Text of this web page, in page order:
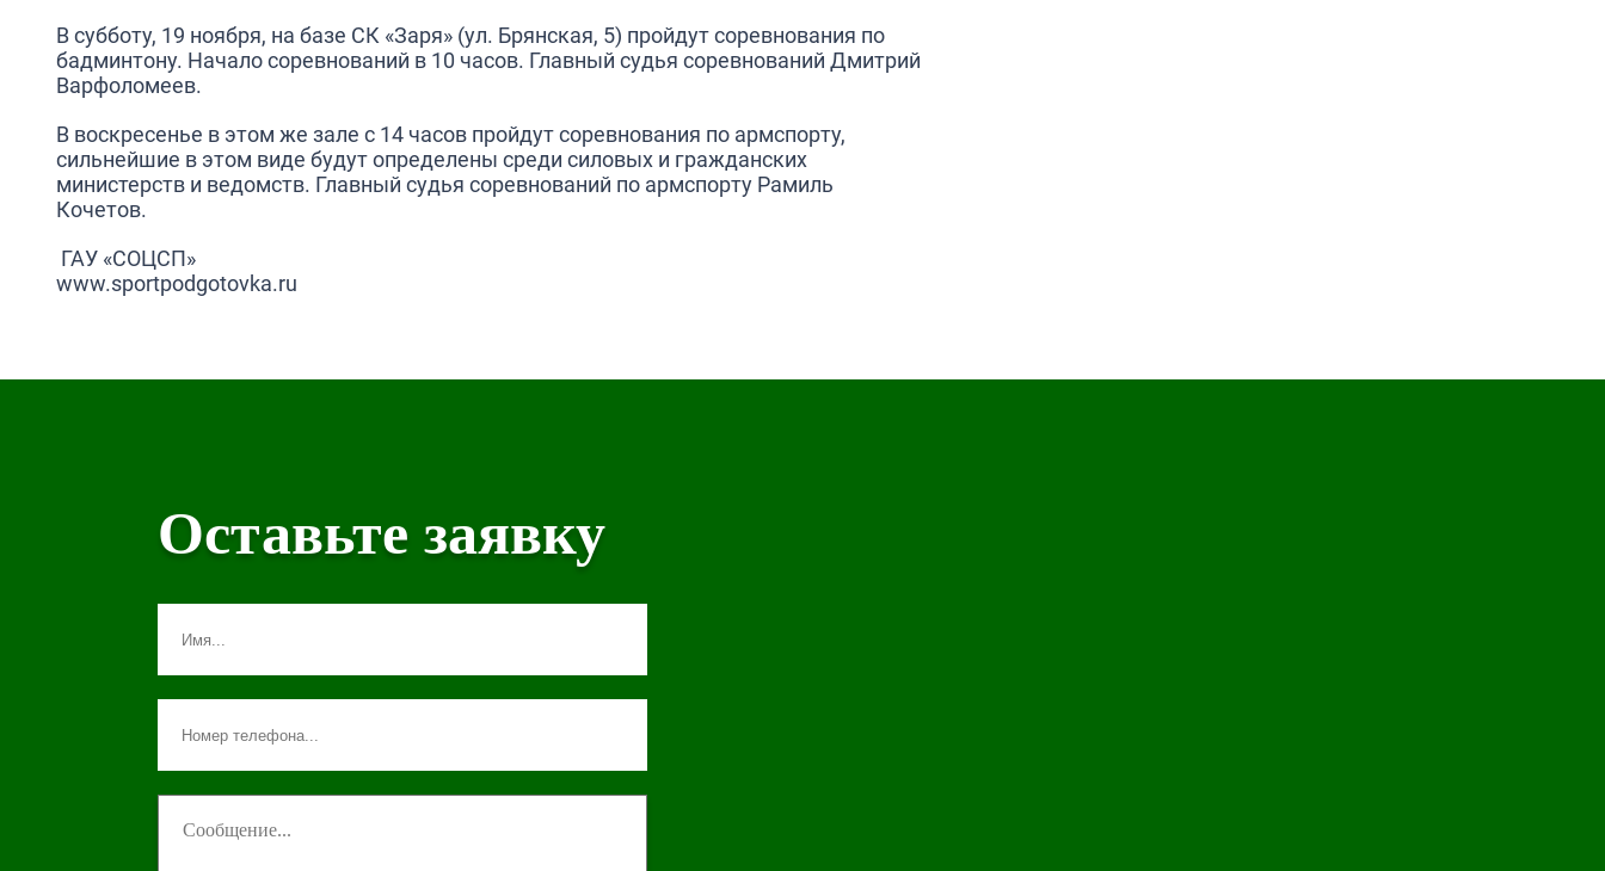
В субботу, 19 ноября, на базе СК «Заря» (ул. Брянская, 5) пройдут соревнования по
бадминтону. Начало соревнований в 10 часов. Главный судья соревнований Дмитрий
Варфоломеев.
В воскресенье в этом же зале с 14 часов пройдут соревнования по армспорту,
сильнейшие в этом виде будут определены среди силовых и гражданских
министерств и ведомств. Главный судья соревнований по армспорту Рамиль
Кочетов.
ГАУ «СОЦСП»
www.sportpodgotovka.ru
Оставьте заявку